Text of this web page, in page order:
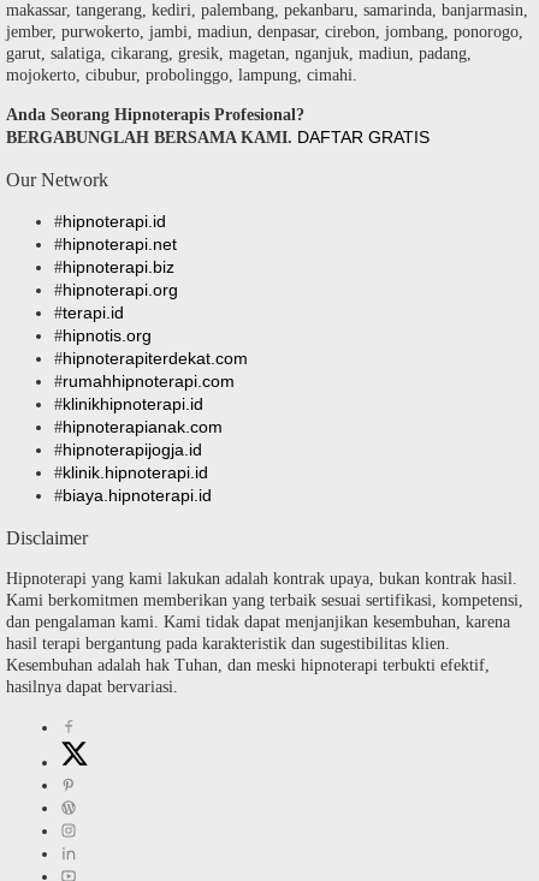
makassar, tangerang, kediri, palembang, pekanbaru, samarinda, banjarmasin,
jember, purwokerto, jambi, madiun, denpasar, cirebon, jombang, ponorogo,
garut, salatiga, cikarang, gresik, magetan, nganjuk, madiun, padang,
mojokerto, cibubur, probolinggo, lampung, cimahi.
Anda Seorang Hipnoterapis Profesional?
BERGABUNGLAH BERSAMA KAMI. DAFTAR GRATIS
Our Network
#hipnoterapi.id
#hipnoterapi.net
#hipnoterapi.biz
#hipnoterapi.org
#terapi.id
#hipnotis.org
#hipnoterapiterdekat.com
#rumahhipnoterapi.com
#klinikhipnoterapi.id
#hipnoterapianak.com
#hipnoterapijogja.id
#klinik.hipnoterapi.id
#biaya.hipnoterapi.id
Disclaimer
Hipnoterapi yang kami lakukan adalah kontrak upaya, bukan kontrak hasil.
Kami berkomitmen memberikan yang terbaik sesuai sertifikasi, kompetensi,
dan pengalaman kami. Kami tidak dapat menjanjikan kesembuhan, karena
hasil terapi bergantung pada karakteristik dan sugestibilitas klien.
Kesembuhan adalah hak Tuhan, dan meski hipnoterapi terbukti efektif,
hasilnya dapat bervariasi.